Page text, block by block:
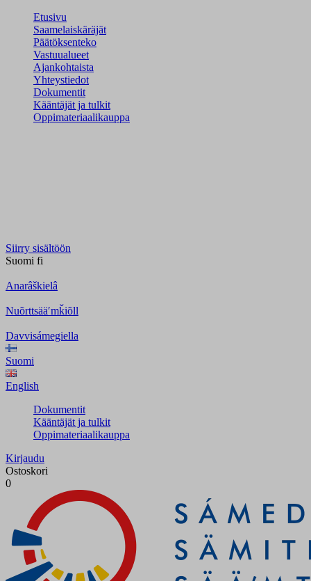
Etusivu
Saamelaiskäräjät
Päätöksenteko
Vastuualueet
Ajankohtaista
Yhteystiedot
Dokumentit
Kääntäjät ja tulkit
Oppimateriaalikauppa
Siirry sisältöön
Suomi fi
Anarâškielâ
Nuõrttsääʹmǩiõll
Davvisámegiella
Suomi
English
Dokumentit
Kääntäjät ja tulkit
Oppimateriaalikauppa
Kirjaudu
Ostoskori
0